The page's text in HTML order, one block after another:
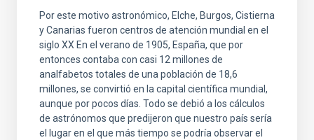
Por este motivo astronómico, Elche, Burgos, Cistierna
y Canarias fueron centros de atención mundial en el
siglo XX En el verano de 1905, España, que por
entonces contaba con casi 12 millones de
analfabetos totales de una población de 18,6
millones, se convirtió en la capital científica mundial,
aunque por pocos días. Todo se debió a los cálculos
de astrónomos que predijeron que nuestro país sería
el lugar en el que más tiempo se podría observar el